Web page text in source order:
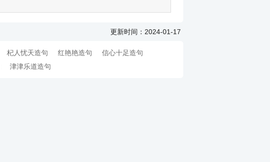
更新时间：2024-01-17
杞人忧天造句 红艳艳造句
信心十足造句
津津乐道造句